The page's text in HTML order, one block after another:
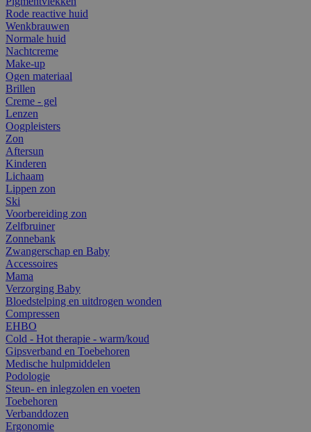
Rode reactive huid
Wenkbrauwen
Normale huid
Nachtcreme
Make-up
Ogen materiaal
Brillen
Creme - gel
Lenzen
Oogpleisters
Zon
Aftersun
Kinderen
Lichaam
Lippen zon
Ski
Voorbereiding zon
Zelfbruiner
Zonnebank
Zwangerschap en Baby
Accessoires
Mama
Verzorging Baby
Bloedstelping en uitdrogen wonden
Compressen
EHBO
Cold - Hot therapie - warm/koud
Gipsverband en Toebehoren
Medische hulpmiddelen
Podologie
Steun- en inlegzolen en voeten
Toebehoren
Verbanddozen
Ergonomie